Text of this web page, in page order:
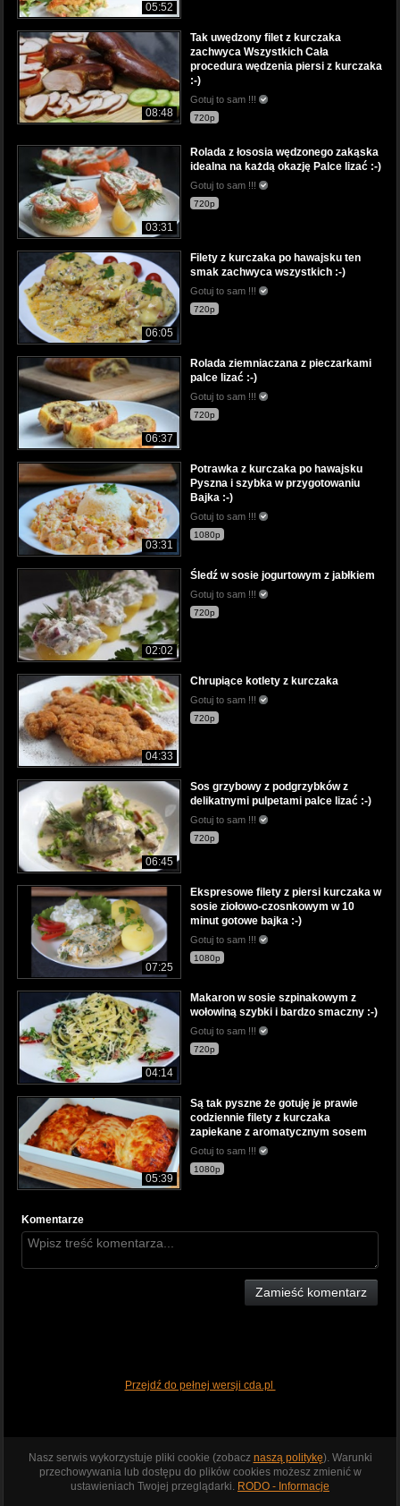
05:52
08:48
Tak uwędzony filet z kurczaka
zachwyca Wszystkich Cała
procedura wędzenia piersi z kurczaka
:-)
Gotuj to sam !!!
720p
03:31
Rolada z łososia wędzonego zakąska
idealna na każdą okazję Palce lizać :-)
Gotuj to sam !!!
720p
06:05
Filety z kurczaka po hawajsku ten
smak zachwyca wszystkich :-)
Gotuj to sam !!!
720p
06:37
Rolada ziemniaczana z pieczarkami
palce lizać :-)
Gotuj to sam !!!
720p
03:31
Potrawka z kurczaka po hawajsku
Pyszna i szybka w przygotowaniu
Bajka :-)
Gotuj to sam !!!
1080p
02:02
Śledź w sosie jogurtowym z jabłkiem
Gotuj to sam !!!
720p
04:33
Chrupiące kotlety z kurczaka
Gotuj to sam !!!
720p
06:45
Sos grzybowy z podgrzybków z
delikatnymi pulpetami palce lizać :-)
Gotuj to sam !!!
720p
07:25
Ekspresowe filety z piersi kurczaka w
sosie ziołowo-czosnkowym w 10
minut gotowe bajka :-)
Gotuj to sam !!!
1080p
04:14
Makaron w sosie szpinakowym z
wołowiną szybki i bardzo smaczny :-)
Gotuj to sam !!!
720p
05:39
Są tak pyszne że gotuję je prawie
codziennie filety z kurczaka
zapiekane z aromatycznym sosem
Gotuj to sam !!!
1080p
Komentarze
Zamieść komentarz
Przejdź do pełnej wersji cda.pl
Nasz serwis wykorzystuje pliki cookie (zobacz naszą politykę). Warunki
przechowywania lub dostępu do plików cookies możesz zmienić w
ustawieniach Twojej przeglądarki. RODO - Informacje